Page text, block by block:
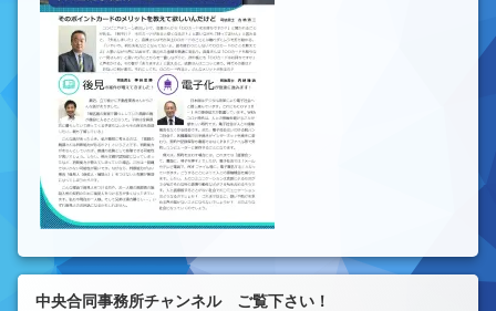
中央合同事務所チャンネル ご覧下さい！